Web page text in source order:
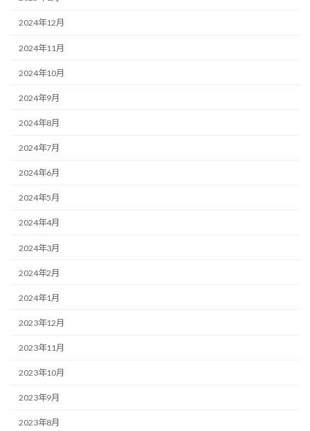
2024年12月
2024年11月
2024年10月
2024年9月
2024年8月
2024年7月
2024年6月
2024年5月
2024年4月
2024年3月
2024年2月
2024年1月
2023年12月
2023年11月
2023年10月
2023年9月
2023年8月